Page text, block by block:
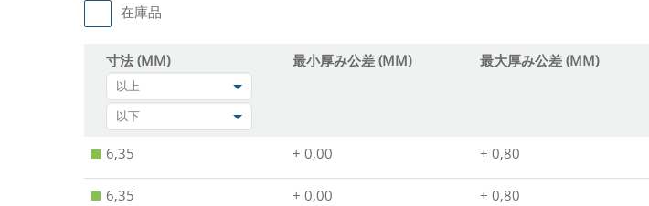
在庫品
寸法 (MM)
以上
以下
最小厚み公差 (MM) 最大厚み公差 (MM)
6,35 + 0,00 + 0,80
6,35 + 0,00 + 0,80